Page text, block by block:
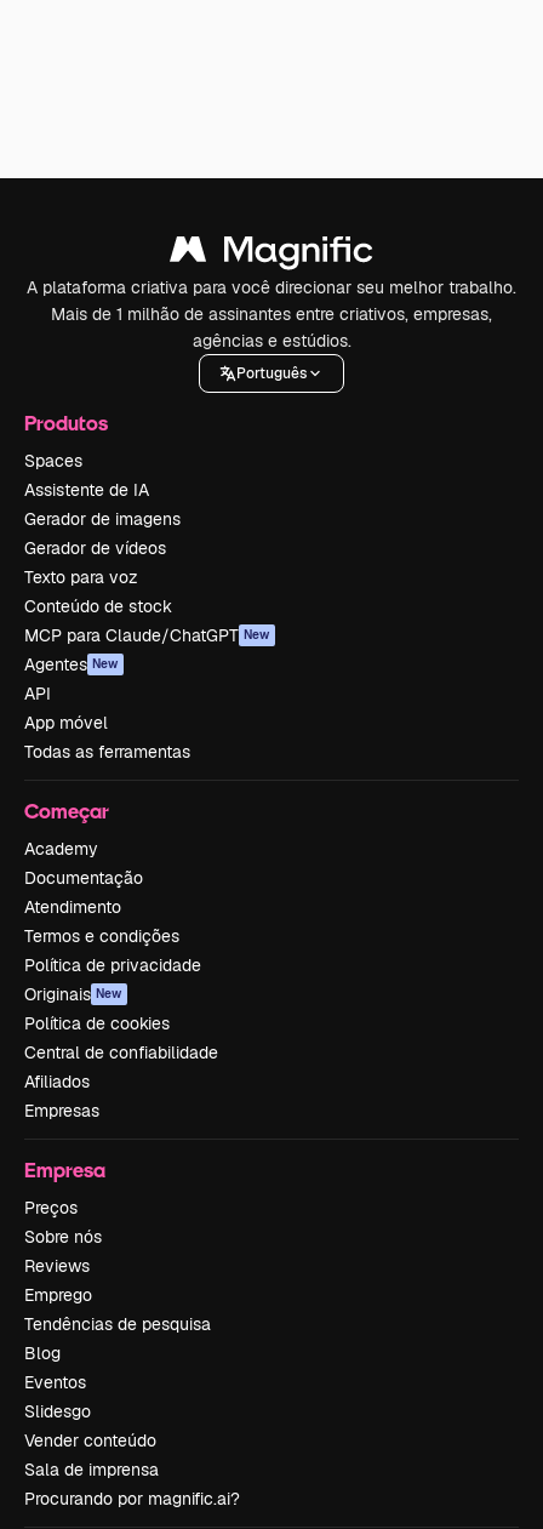
A plataforma criativa para você direcionar seu melhor trabalho.
Mais de 1 milhão de assinantes entre criativos, empresas,
agências e estúdios.
Português
Produtos
Spaces
Assistente de IA
Gerador de imagens
Gerador de vídeos
Texto para voz
Conteúdo de stock
MCP para Claude/ChatGPT New
Agentes New
API
App móvel
Todas as ferramentas
Começar
Academy
Documentação
Atendimento
Termos e condições
Política de privacidade
Originais New
Política de cookies
Central de confiabilidade
Afiliados
Empresas
Empresa
Preços
Sobre nós
Reviews
Emprego
Tendências de pesquisa
Blog
Eventos
Slidesgo
Vender conteúdo
Sala de imprensa
Procurando por magnific.ai?